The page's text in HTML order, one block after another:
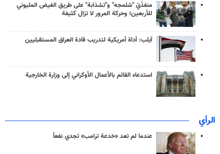
منفذَيّ "شلمجه" و"تشذابة" على طريق الفيض المليوني
للأربعين؛ وحركة المرور لا تزال كثيفة
آيلب: أداة أمريكية لتدريب قادة العراق المستقبليين
استدعاء القائم بالأعمال الأوكراني إلى وزارة الخارجية
الرأي
عندما لم تعد «خدعة ترامب» تجدي نفعاً